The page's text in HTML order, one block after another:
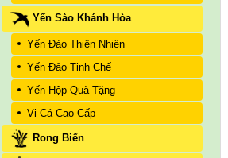
Yến Sào Khánh Hòa
Yến Đảo Thiên Nhiên
Yến Đảo Tinh Chế
Yến Hộp Quà Tặng
Vi Cá Cao Cấp
Rong Biển